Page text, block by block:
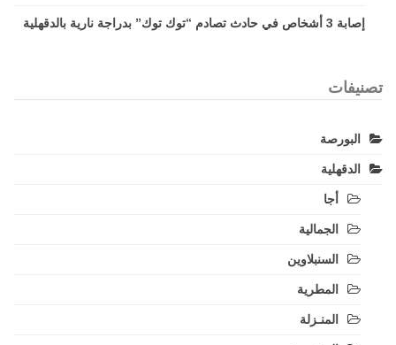
إصابة 3 أشخاص في حادث تصادم “توك توك” بدراجة نارية بالدقهلية
تصنيفات
البورصة
الدقهلية
أجا
الجمالية
السنبلاوين
المطرية
المنـزلة